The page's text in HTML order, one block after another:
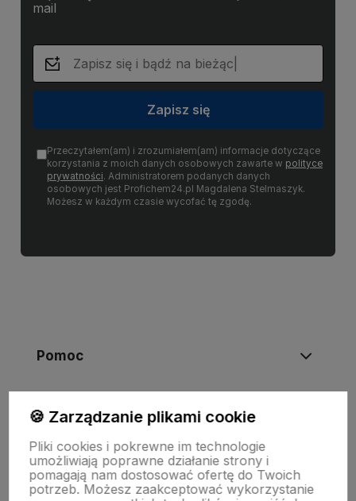
mail
Zapisz się
Przeczytałem(am) i zrozumiałem(am) informacje dotyczące
korzystania z moich danych osobowych zawarte w polityce
prywatności. Administratorem podanych danych
osobowych jest Profichem24.pl Magdalena Stelmaszyk.
Możesz w każdym czasie wycofać tę zgodę.
Pomoc
Moje konto
O nas
🍪 Zarządzanie plikami cookie
Pliki cookies i pokrewne im technologie
umożliwiają poprawne działanie strony i
pomagają nam dostosować ofertę do Twoich
potrzeb. Możesz zaakceptować wykorzystanie